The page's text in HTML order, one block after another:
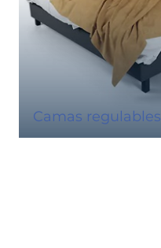
Camas regulables